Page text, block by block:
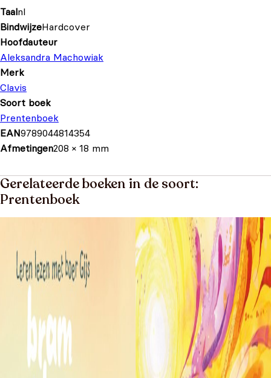
Taalnl
BindwijzeHardcover
Hoofdauteur
Aleksandra Machowiak
Merk
Clavis
Soort boek
Prentenboek
EAN9789044814354
Afmetingen208 × 18 mm
Gerelateerde boeken in de soort:
Prentenboek